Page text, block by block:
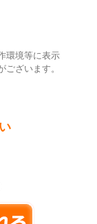
環境等に表示
ざいます。